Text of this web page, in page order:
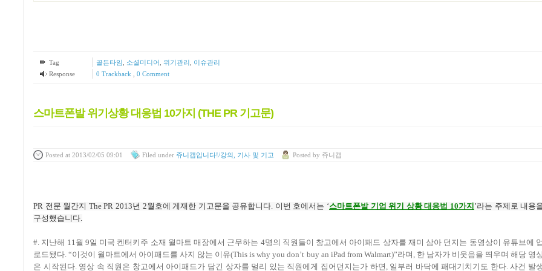
Tag 골든타임 소셜미디어 위기관리
이슈관리
Response
0 Trackback 0 Comment
스마트폰발 위기상황 대응법 10가지 (THE PR 기고문)
Posted at 2013/02/05 09:01 Filed under 쥬니캡입니다!/강의, 기사 및 기고 Posted by 쥬니캡
PR 전문 월간지 The PR 2013년 2월호에 게재한 기고문을 공유합니다. 이번 호에서는 ‘스마트폰발 기업 위기 상황 대응법 10가지 ’라는 주제로 내용
구성했습니다.
#. 지난해 11월 9일 미국 켄터키주 소재 월마트 매장에서 근무하는 4명의 직원들이 창고에서 아이패드 상자를 재미 삼아 던지는 동영상이 유튜브에 업
로드됐다. “이것이 월마트에서 아이패드를 사지 않는 이유(This is why you don’t buy an iPad from Walmart)”라며, 한 남자가 비웃음을 띄우며 해당 영
은 시작된다. 영상 속 직원은 창고에서 아이패드가 담긴 상자를 멀리 있는 직원에게 집어던지는가 하면, 일부러 바닥에 패대기치기도 한다. 사건 발생